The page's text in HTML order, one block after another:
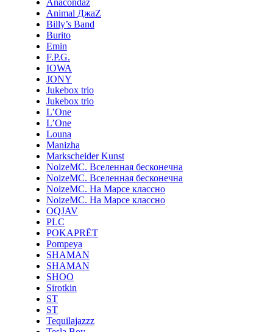
Anacondaz
Animal ДжаZ
Billy’s Band
Burito
Emin
F.P.G.
IOWA
JONY
Jukebox trio
Jukebox trio
L’One
L’One
Louna
Manizha
Markscheider Kunst
NoizeMC. Вселенная бесконечна
NoizeMC. Вселенная бесконечна
NoizeMC. На Марсе классно
NoizeMC. На Марсе классно
OQJAV
PLC
POKAPRЁT
Pompeya
SHAMAN
SHAMAN
SHOO
Sirotkin
ST
ST
Tequilajazzz